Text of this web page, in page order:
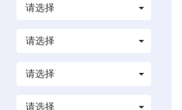
请选择
请选择
请选择
请选择